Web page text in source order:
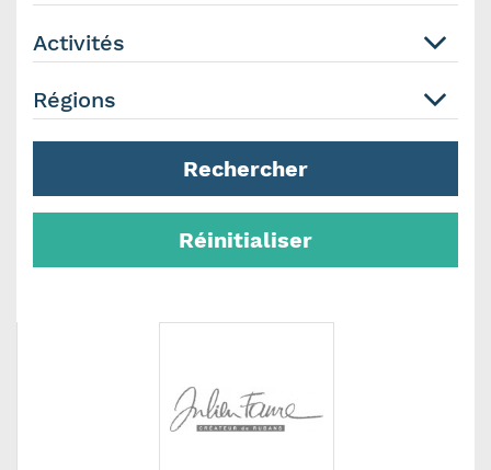
Activités
Régions
Rechercher
Réinitialiser